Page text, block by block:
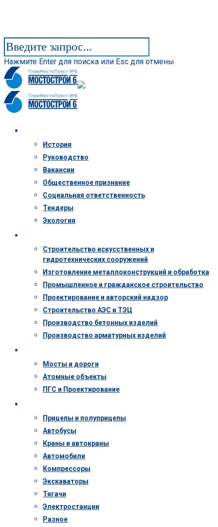
Нажмите Enter для поиска или Esc для отмены
История
Руководство
Вакансии
Общественное признание
Социальная ответственность
Тендеры
Экология
Строительство искусственных и
гидротехнических сооружений
Изготовление металлоконструкций и обработка
Промышленное и гражданское строительство
Проектирование и авторский надзор
Строительство АЭС и ТЭЦ
Производство бетонных изделий
Производство арматурных изделий
Мосты и дороги
Атомные объекты
ПГС и Проектирование
Прицепы и полуприцепы
Автобусы
Краны и автокраны
Автомобили
Компрессоры
Экскаваторы
Тягачи
Электростанции
Разное